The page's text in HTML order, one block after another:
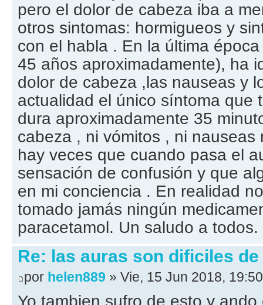
pero el dolor de cabeza iba a
otros sintomas: hormigueos y
con el habla . En la última
45 años aproximadamente), ha
dolor de cabeza ,las nauseas y
actualidad el único síntoma que
dura aproximadamente 35
cabeza , ni vómitos , ni
hay veces que cuando pasa el
sensación de confusión y que
en mi conciencia . En realidad
tomado jamás ningún
paracetamol. Un saludo a todos.
Re: las auras son dificiles
por helen889 » Vie, 15 Jun 2018, 19:50
Yo tambien sufro de esto y